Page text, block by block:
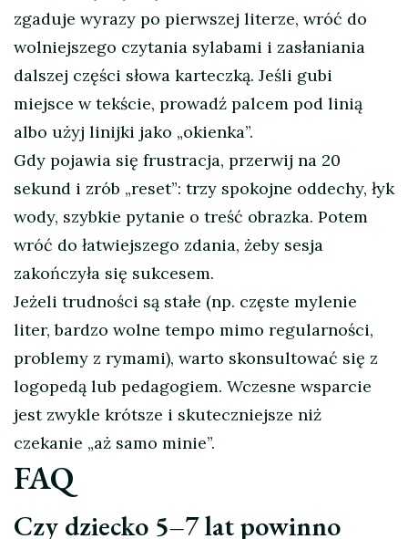
zgaduje wyrazy po pierwszej literze, wróć do
wolniejszego czytania sylabami i zasłaniania
dalszej części słowa karteczką. Jeśli gubi
miejsce w tekście, prowadź palcem pod linią
albo użyj linijki jako „okienka”.
Gdy pojawia się frustracja, przerwij na 20
sekund i zrób „reset”: trzy spokojne oddechy, łyk
wody, szybkie pytanie o treść obrazka. Potem
wróć do łatwiejszego zdania, żeby sesja
zakończyła się sukcesem.
Jeżeli trudności są stałe (np. częste mylenie
liter, bardzo wolne tempo mimo regularności,
problemy z rymami), warto skonsultować się z
logopedą lub pedagogiem. Wczesne wsparcie
jest zwykle krótsze i skuteczniejsze niż
czekanie „aż samo minie”.
FAQ
Czy dziecko 5–7 lat powinno